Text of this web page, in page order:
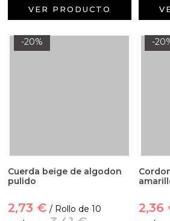
VER PRODUCTO
-20%
Cuerda beige de algodon
pulido
2,73 € / Rollo de 10
-
2,36